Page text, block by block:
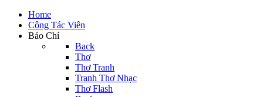
Home
Cộng Tác Viên
Báo Chí
Back
Thơ
Thơ Tranh
Tranh Thơ Nhạc
Thơ Flash